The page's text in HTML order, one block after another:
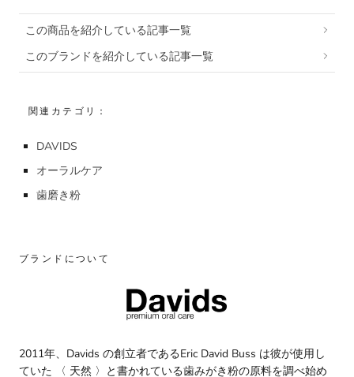
この商品を紹介している記事一覧
このブランドを紹介している記事一覧
関連カテゴリ：
DAVIDS
オーラルケア
歯磨き粉
ブランドについて
2011年、Davids の創立者であるEric David Buss は彼が使用し
ていた 〈 天然 〉と書かれている歯みがき粉の原料を調べ始め